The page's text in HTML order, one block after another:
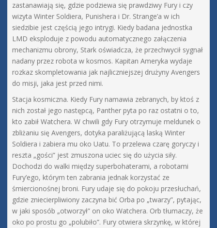
zastanawiają się, gdzie podziewa się prawdziwy Fury i czy
wizyta Winter Soldiera, Punishera i Dr. Strange’a w ich
siedzibie jest częścią jego intrygi. Kiedy badana jednostka
LMD eksploduje z powodu automatycznego załączenia
mechanizmu obrony, Stark oświadcza, że przechwycił sygnał
nadany przez robota w kosmos. Kapitan Ameryka wydaje
rozkaz skompletowania jak najliczniejszej drużyny Avengers
do misji, jaka jest przed nimi.
Stacja kosmiczna. Kiedy Fury namawia zebranych, by ktoś z
nich został jego następcą, Panther pyta po raz ostatni o to,
kto zabił Watchera. W chwili gdy Fury otrzymuje meldunek o
zbliżaniu się Avengers, dotyka paraliżującą laską Winter
Soldiera i zabiera mu oko Uatu. To przelewa czarę goryczy i
reszta „gości” jest zmuszona uciec się do użycia siły.
Dochodzi do walki między superbohaterami, a robotami
Fury’ego, którym ten zabrania jednak korzystać ze
śmiercionośnej broni. Fury udaje się do pokoju przesłuchań,
gdzie zniecierpliwiony zaczyna bić Orba po „twarzy”, pytając,
w jaki sposób „otworzył” on oko Watchera. Orb tłumaczy, że
oko po prostu go „polubiło”. Fury otwiera skrzynkę, w której